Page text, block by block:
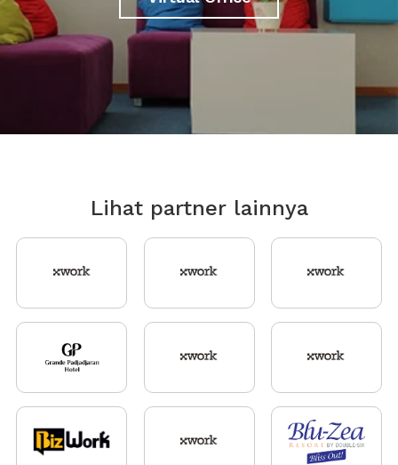
Lihat partner lainnya